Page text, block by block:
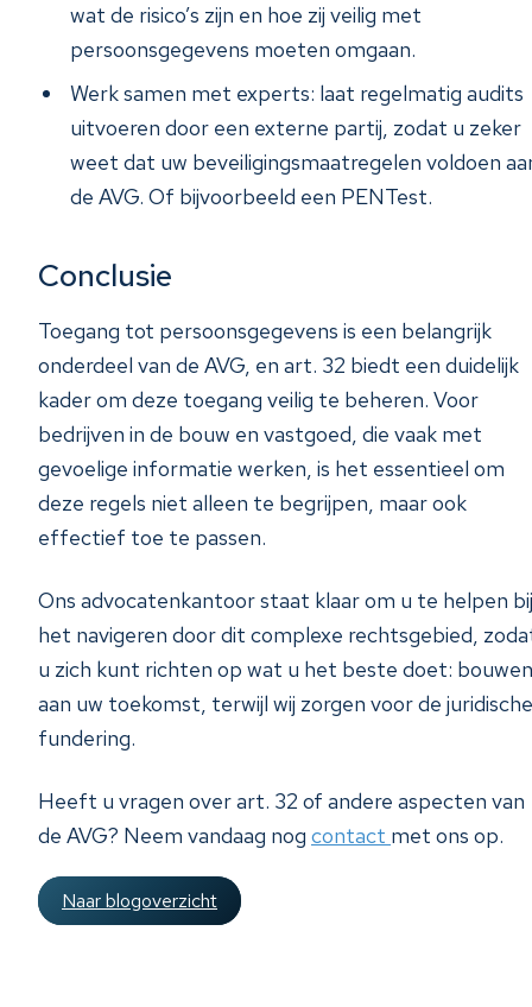
wat de risico’s zijn en hoe zij veilig met
persoonsgegevens moeten omgaan.
Werk samen met experts: laat regelmatig audits
uitvoeren door een externe partij, zodat u zeker
weet dat uw beveiligingsmaatregelen voldoen
de AVG. Of bijvoorbeeld een PENTest.
Conclusie
Toegang tot persoonsgegevens is een belangrijk
onderdeel van de AVG, en art. 32 biedt een duidelijk
kader om deze toegang veilig te beheren. Voor
bedrijven in de bouw en vastgoed, die vaak met
gevoelige informatie werken, is het essentieel om
deze regels niet alleen te begrijpen, maar ook
effectief toe te passen.
Ons advocatenkantoor staat klaar om u te helpen bij
het navigeren door dit complexe rechtsgebied,
u zich kunt richten op wat u het beste doet: bouwen
aan uw toekomst, terwijl wij zorgen voor de juridische
fundering.
Heeft u vragen over art. 32 of andere aspecten van
de AVG? Neem vandaag nog contact met ons op.
Naar blogoverzicht